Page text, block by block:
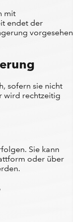
mit
endet der
vorgesehen
sofern sie nicht
wird rechtzeitig
Sie kann
oder über